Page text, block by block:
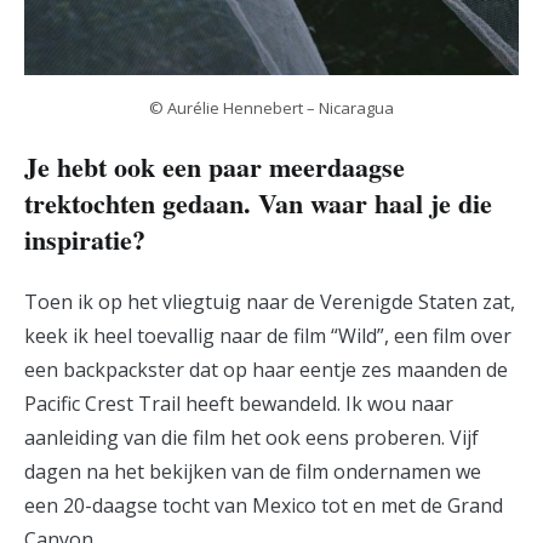
© Aurélie Hennebert – Nicaragua
Je hebt ook een paar meerdaagse
trektochten gedaan. Van waar haal je die
inspiratie?
Toen ik op het vliegtuig naar de Verenigde Staten zat,
keek ik heel toevallig naar de film “Wild”, een film over
een backpackster dat op haar eentje zes maanden de
Pacific Crest Trail heeft bewandeld. Ik wou naar
aanleiding van die film het ook eens proberen. Vijf
dagen na het bekijken van de film ondernamen we
een 20-daagse tocht van Mexico tot en met de Grand